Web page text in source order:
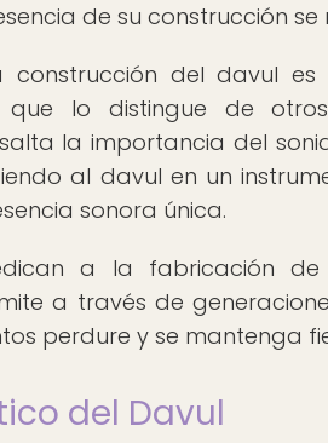
de su construcción
del davul
que lo distingue de
la importancia del
al davul en un
sonora única.
a la fabricación de
a través de
perdure y se mantenga
del Davul